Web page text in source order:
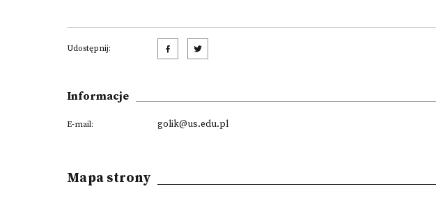
Udostępnij:
Informacje
E-mail: golik@us.edu.pl
Mapa strony